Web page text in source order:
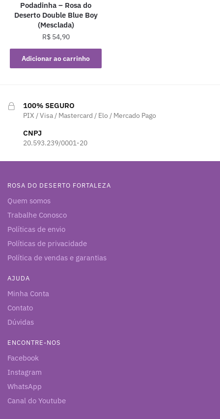
Podadinha – Rosa do
Deserto Double Blue Boy
(Mesclada)
R$54,90
Adicionar ao carrinho
100% SEGURO
PIX / Visa / Mastercard / Elo / Mercado Pago
CNPJ
20.593.239/0001-20
ROSA DO DESERTO FORTALEZA
Quem somos
Trabalhe Conosco
Políticas de envio
Políticas de privacidade
Política de vendas e garantias
AJUDA
Minha Conta
Contato
Dúvidas
ENCONTRE-NOS
Facebook
Instagram
WhatsApp
Canal do Youtube